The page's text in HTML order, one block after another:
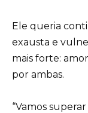
Ele queria
exausta e
mais forte:
por ambas.
“Vamos